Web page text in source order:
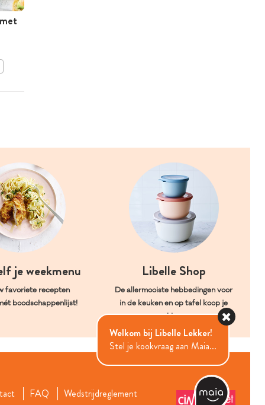
je weekmenu
favoriete recepten
boodschappenlijst!
Libelle Shop
De allermooiste hebbedingen voor
in de keuken en op tafel koop je
hier.
FAQ Wedstrijdreglement
Welkom bij Libelle Lekker!
Stel je kookvraag aan Maia...